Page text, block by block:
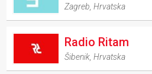
Zagreb ,Hrvatska
Radio Ritam
Šibenik ,Hrvatska